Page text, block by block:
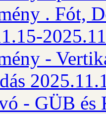
. Fót,
-
- GÜB és